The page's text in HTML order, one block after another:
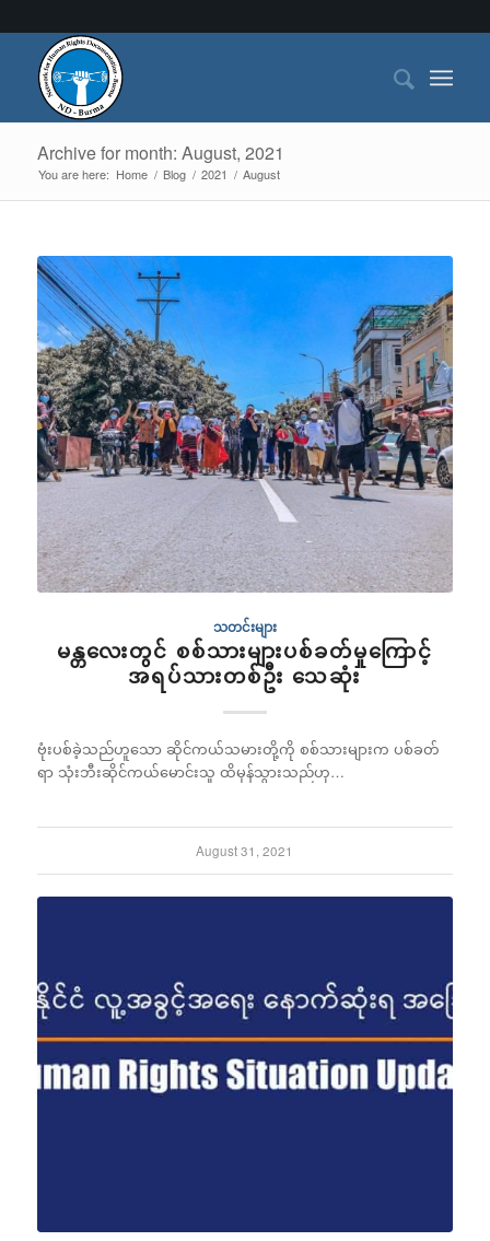
Archive for month: August, 2021
You are here: Home / Blog / 2021 / August
သတင်းများ
မန္တလေးတွင် စစ်သားများပစ်ခတ်မှုကြောင့်
အရပ်သားတစ်ဦး သေဆုံး
ဗုံးပစ်ခဲ့သည်ဟူသော ဆိုင်ကယ်သမားတို့ကို စစ်သားများက ပစ်ခတ်
ရာ သုံးဘီးဆိုင်ကယ်မောင်းသူ ထိမှန်သွားသည်ဟု…
August 31, 2021